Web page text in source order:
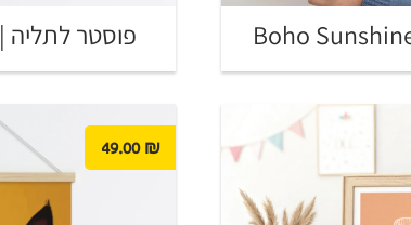
פוסטר לתליה | Bow Tie Muse
₪
49.00